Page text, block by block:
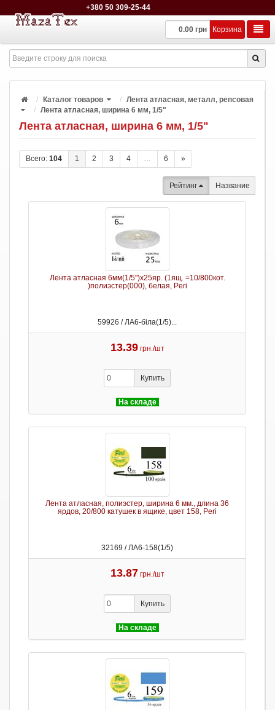
+380 50 309-25-44
0.00 грн Корзина
Каталог товаров
Лента атласная, металл, репсовая
Лента атласная, ширина 6 мм, 1/5"
Лента атласная, ширина 6 мм, 1/5"
Всего: 104 1 2 3 4 … 6 »
Рейтинг Название
Лента атласная 6мм(1/5")х25яр. (1ящ. =10/800кот.
)полиэстер(000), белая, Peri
59926 / ЛА6-біла(1/5)...
13.39 грн./шт
Купить
На складе
Лента атласная, полиэстер, ширина 6 мм., длина 36
ярдов, 20/800 катушек в ящике, цвет 158, Peri
32169 / ЛА6-158(1/5)
13.87 грн./шт
Купить
На складе